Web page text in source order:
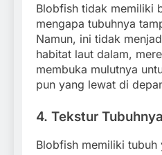
Blobfish tidak memiliki
mengapa tubuhnya
Namun, ini tidak
habitat laut dalam,
membuka mulutnya
pun yang lewat di
4. Tekstur
Blobfish memiliki tubuh